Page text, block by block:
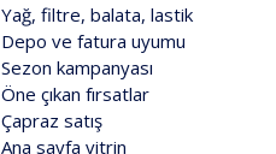
Yağ, filtre, balata, lastik
Depo ve fatura uyumu
Sezon kampanyası
Öne çıkan fırsatlar
Çapraz satış
Ana sayfa vitrin